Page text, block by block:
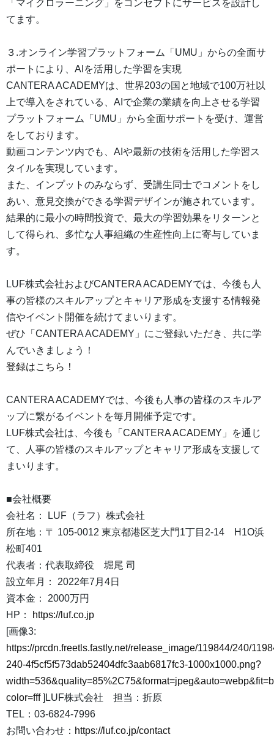
「マイクロラーニング」をコンセプトにサービスを設計し
てます。
３.オンライン学習プラットフォーム「UMU」からの全面サ
ポートにより、AIを活用した学習を実現
CANTERA ACADEMYは、世界203の国と地域で100万社以
上で導入をされている、AIで企業の業績を向上させる学習
プラットフォーム「UMU」から全面サポートを受け、運営
をしております。
動画コンテンツ内でも、AIや最新の技術を活用した学習ス
タイルを実現しています。
また、インプットのみならず、受講生同士でコメントをし
あい、意見交換ができる学習デザインが施されています。
結果的に最小の時間投資で、最大の学習効果をリターンと
して得られ、多忙な人事組織の生産性向上に寄与していま
す。
LUF株式会社およびCANTERA ACADEMYでは、今後も人
事の皆様のスキルアップとキャリア形成を支援する情報発
信やイベント開催を続けてまいります。
ぜひ「CANTERA ACADEMY」にご登録いただき、共に学
んでいきましょう！
登録はこちら！
CANTERA ACADEMYでは、今後も人事の皆様のスキルア
ップに繋がるイベントを毎月開催予定です。
LUF株式会社は、今後も「CANTERA ACADEMY」を通じ
て、人事の皆様のスキルアップとキャリア形成を支援して
まいります。
■会社概要
会社名： LUF（ラフ）株式会社
所在地：〒 105-0012 東京都港区芝大門1丁目2-14 H1O浜
松町401
代表者：代表取締役 堀尾 司
設立年月： 2022年7月4日
資本金： 2000万円
HP：
https://luf.co.jp
[画像3:
https://prcdn.freetls.fastly.net/release_image/119844/240/
240-4f5cf5f573dab52404dfc3aab6817fc3-1000x1000.png?
color=fff]LUF株式会社 担当：折原
TEL：03-6824-7996
お問い合わせ： https://luf.co.jp/contact